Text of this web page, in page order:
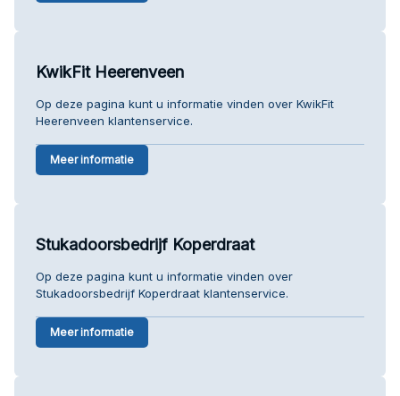
KwikFit Heerenveen
Op deze pagina kunt u informatie vinden over KwikFit
Heerenveen klantenservice.
Meer informatie
Stukadoorsbedrijf Koperdraat
Op deze pagina kunt u informatie vinden over
Stukadoorsbedrijf Koperdraat klantenservice.
Meer informatie